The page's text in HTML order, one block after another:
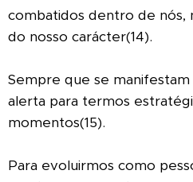
combatidos dentro de nós,
do nosso carácter(14).
Sempre que se
alerta para termos
momentos(15).
Para evoluirmos como